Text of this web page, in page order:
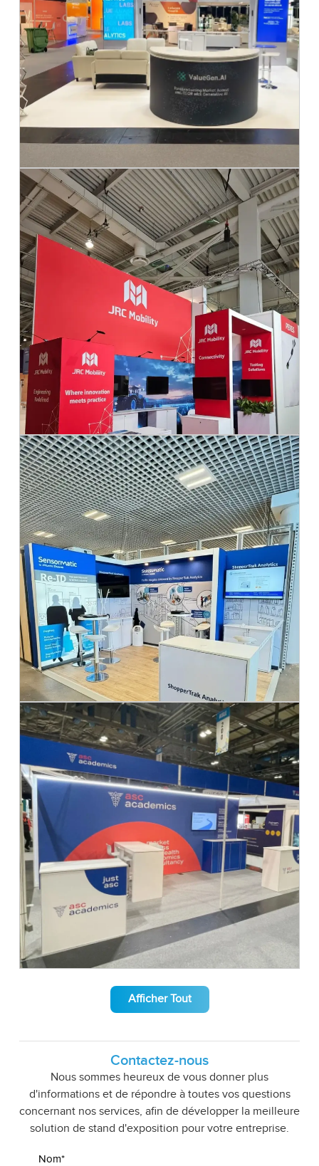
Afficher Tout
Contactez-nous
Nous sommes heureux de vous donner plus
d'informations et de répondre à toutes vos questions
concernant nos services, afin de développer la meilleure
solution de stand d'exposition pour votre entreprise.
Nom*